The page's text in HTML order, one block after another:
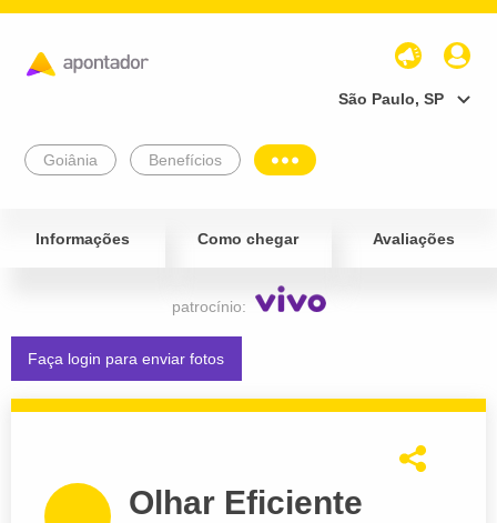
São Paulo, SP
Goiânia Benefícios
Informações Como chegar Avaliações
patrocínio:
Faça login para enviar fotos
Olhar Eficiente